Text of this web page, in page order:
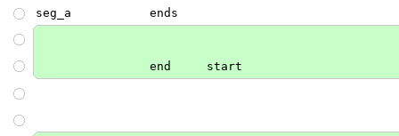
    seg_a           ends
                    end     start